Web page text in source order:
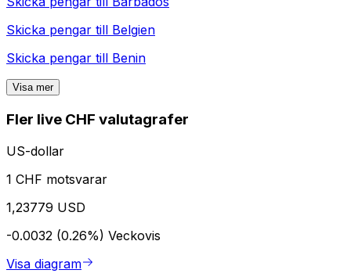
Skicka pengar till Belgien
Skicka pengar till Benin
Visa mer
Fler live CHF valutagrafer
US-dollar
1 CHF motsvarar
1,23779 USD
-0.0032 (0.26%) Veckovis
Visa diagram